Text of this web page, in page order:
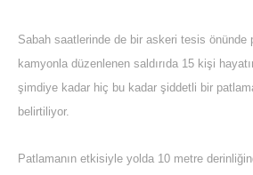
Sabah saatlerinde de bir askeri tesis önünde
kamyonla düzenlenen saldırıda 15 kişi
şimdiye kadar hiç bu kadar şiddetli bir
belirtiliyor.
Patlamanın etkisiyle yolda 10 metre